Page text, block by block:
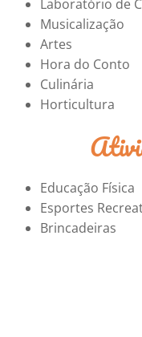
Laboratório de
Musicalização
Artes
Hora do Conto
Culinária
Horticultura
Educação Física
Esportes
Brincadeiras